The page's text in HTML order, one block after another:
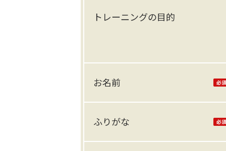
トレーニングの目的
お名前
ふりがな